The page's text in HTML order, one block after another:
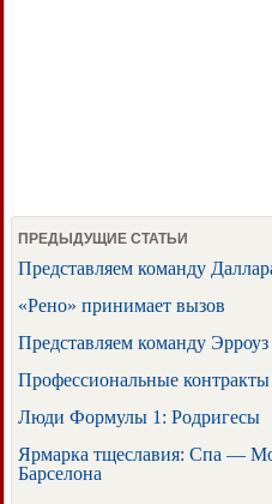
ПРЕДЫДУЩИЕ СТАТЬИ
Представляем команду
«Рено» принимает вызов
Представляем команду
Профессиональные
Люди Формулы 1: Родригесы
Ярмарка тщеславия: Спа —
Барселона